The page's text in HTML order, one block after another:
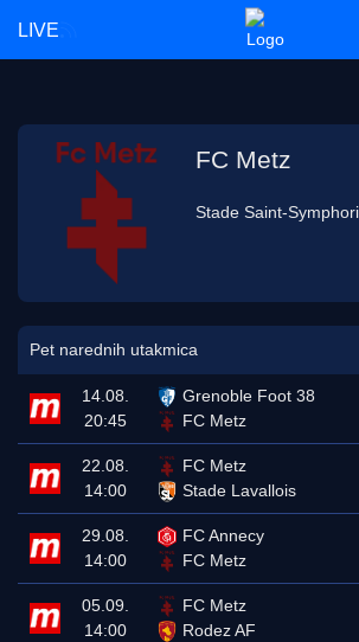
LIVE
FC Metz
Stade Saint-
Pet narednih utakmica
14.08.
20:45
Grenoble Foot 38
FC Metz
22.08.
14:00
FC Metz
Stade Lavallois
29.08.
14:00
FC Annecy
FC Metz
05.09.
14:00
FC Metz
Rodez AF